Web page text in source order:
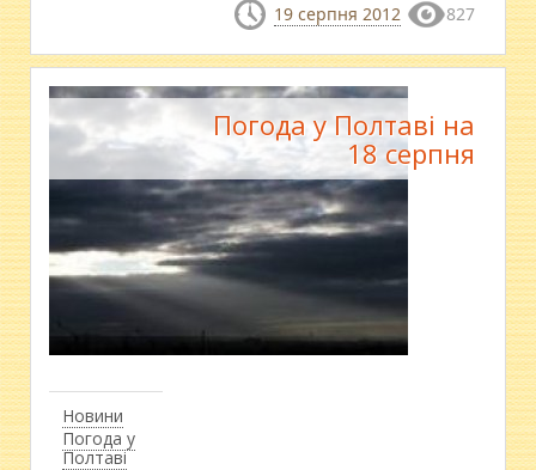
19 серпня 2012 827
Новини
Погода у
Полтаві
Погода у Полтаві на
18 серпня